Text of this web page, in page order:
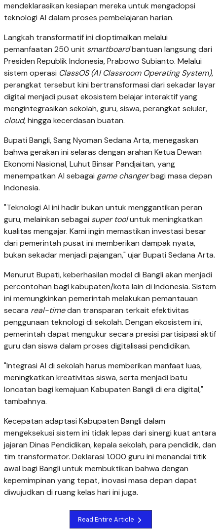
mendeklarasikan kesiapan mereka untuk mengadopsi
teknologi AI dalam proses pembelajaran harian.
Langkah transformatif ini dioptimalkan melalui
pemanfaatan 250 unit smartboardbantuan langsung dari
Presiden Republik Indonesia, Prabowo Subianto. Melalui
sistem operasi ClassOS (AI Classroom Operating System),
perangkat tersebut kini bertransformasi dari sekadar layar
digital menjadi pusat ekosistem belajar interaktif yang
mengintegrasikan sekolah, guru, siswa, perangkat seluler,
cloud, hingga kecerdasan buatan.
Bupati Bangli, Sang Nyoman Sedana Arta, menegaskan
bahwa gerakan ini selaras dengan arahan Ketua Dewan
Ekonomi Nasional, Luhut Binsar Pandjaitan, yang
menempatkan AI sebagai game changerbagi masa depan
Indonesia.
"Teknologi AI ini hadir bukan untuk menggantikan peran
guru, melainkan sebagai super tooluntuk meningkatkan
kualitas mengajar. Kami ingin memastikan investasi besar
dari pemerintah pusat ini memberikan dampak nyata,
bukan sekadar menjadi pajangan," ujar Bupati Sedana Arta.
Menurut Bupati, keberhasilan model di Bangli akan menjadi
percontohan bagi kabupaten/kota lain di Indonesia. Sistem
ini memungkinkan pemerintah melakukan pemantauan
secara real-timedan transparan terkait efektivitas
penggunaan teknologi di sekolah. Dengan ekosistem ini,
pemerintah dapat mengukur secara presisi partisipasi aktif
guru dan siswa dalam proses digitalisasi pendidikan.
"Integrasi AI di sekolah harus memberikan manfaat luas,
meningkatkan kreativitas siswa, serta menjadi batu
loncatan bagi kemajuan Kabupaten Bangli di era digital,"
tambahnya.
Kecepatan adaptasi Kabupaten Bangli dalam
mengeksekusi sistem ini tidak lepas dari sinergi kuat antara
jajaran Dinas Pendidikan, kepala sekolah, para pendidik, dan
tim transformator. Deklarasi 1.000 guru ini menandai titik
awal bagi Bangli untuk membuktikan bahwa dengan
kepemimpinan yang tepat, inovasi masa depan dapat
diwujudkan di ruang kelas hari ini juga.
Read Entire Article